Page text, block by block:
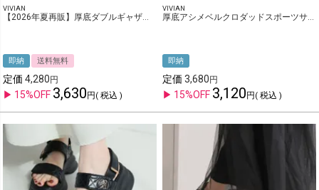
VIVIAN
【2026年夏再販】厚底ダブルギャザーベルトストラップサンダル
即納 送料無料
定価 4,280
15%OFF 3,630 税込
VIVIAN
厚底アシメベルクロダッドスポーツサンダル
即納
定価 3,680
15%OFF 3,120 税込